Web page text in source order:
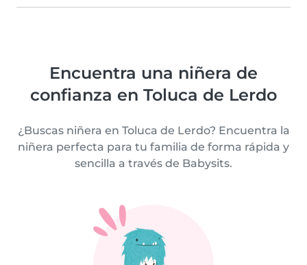
Encuentra una niñera de
confianza en Toluca de Lerdo
¿Buscas niñera en Toluca de Lerdo? Encuentra la
niñera perfecta para tu familia de forma rápida y
sencilla a través de Babysits.